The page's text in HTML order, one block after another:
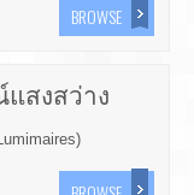
BROWSE
สงสว่าง